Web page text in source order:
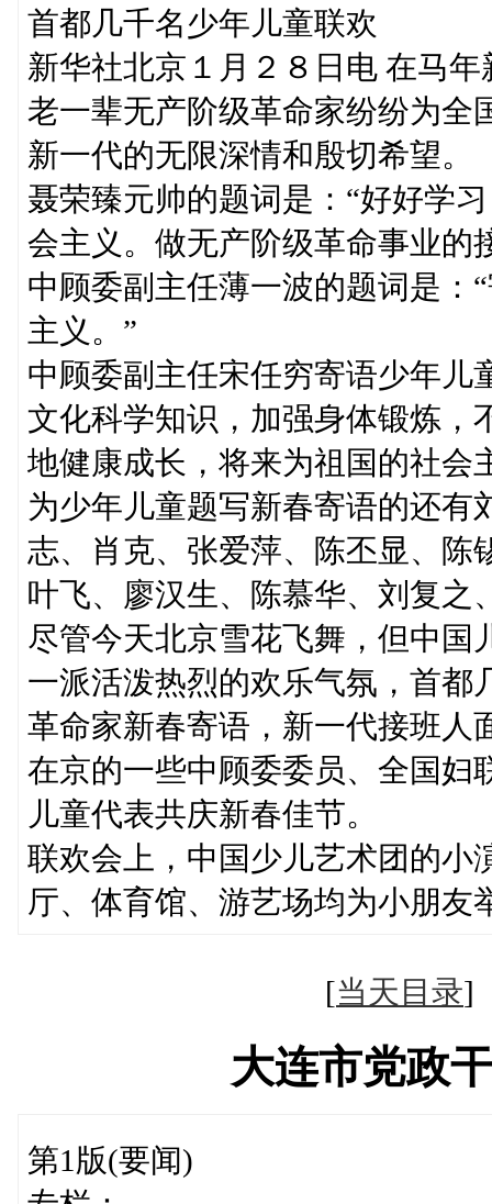
首都几千名少年儿童联欢
新华社北京１月２８日电 在马
老一辈无产阶级革命家纷纷为全
新一代的无限深情和殷切希望。
聂荣臻元帅的题词是：“好好学
会主义。做无产阶级革命事业的
中顾委副主任薄一波的题词是：
主义。”
中顾委副主任宋任穷寄语少年儿
文化科学知识，加强身体锻炼，
地健康成长，将来为祖国的社会
为少年儿童题写新春寄语的还有
志、肖克、张爱萍、陈丕显、陈
叶飞、廖汉生、陈慕华、刘复之
尽管今天北京雪花飞舞，但中国
一派活泼热烈的欢乐气氛，首都
革命家新春寄语，新一代接班人
在京的一些中顾委委员、全国妇
儿童代表共庆新春佳节。
联欢会上，中国少儿艺术团的小
厅、体育馆、游艺场均为小朋友
[当天目录
大连市党政
第1版(要闻)